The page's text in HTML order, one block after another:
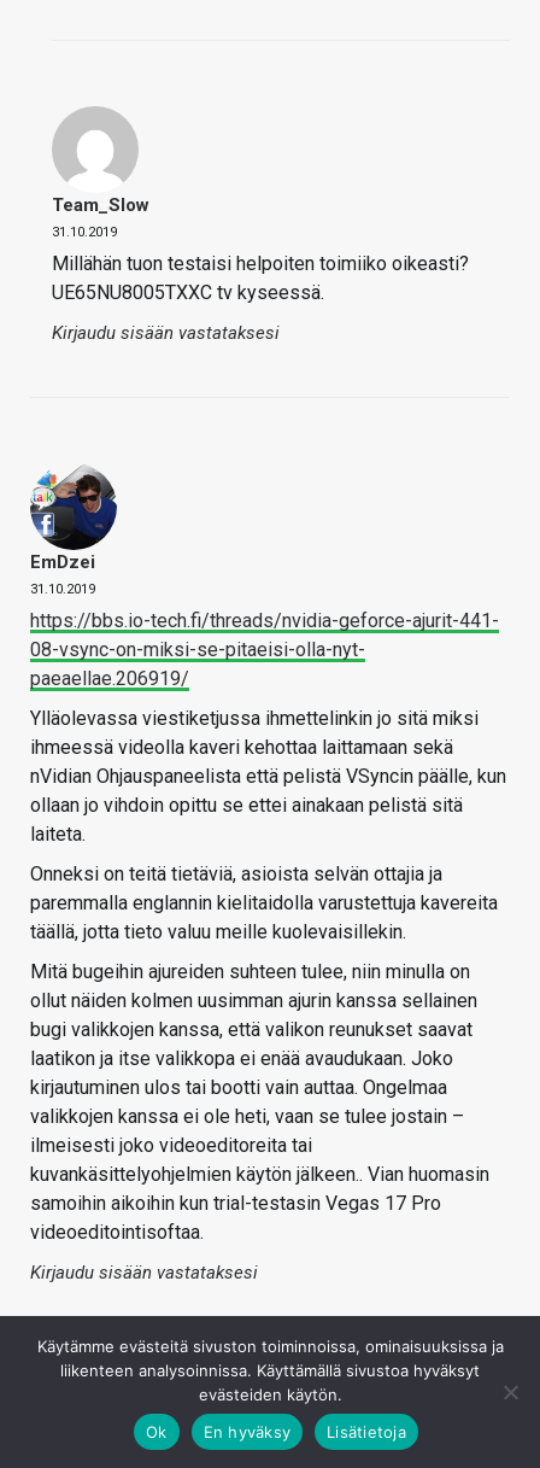
Team_Slow
31.10.2019
Millähän tuon testaisi helpoiten toimiiko oikeasti?
UE65NU8005TXXC tv kyseessä.
Kirjaudu sisään vastataksesi
EmDzei
31.10.2019
https://bbs.io-tech.fi/threads/nvidia-geforce-ajurit-441-
08-vsync-on-miksi-se-pitaeisi-olla-nyt-
paeaellae.206919/
Ylläolevassa viestiketjussa ihmettelinkin jo sitä miksi
ihmeessä videolla kaveri kehottaa laittamaan sekä
nVidian Ohjauspaneelista että pelistä VSyncin päälle, kun
ollaan jo vihdoin opittu se ettei ainakaan pelistä sitä
laiteta.
Onneksi on teitä tietäviä, asioista selvän ottajia ja
paremmalla englannin kielitaidolla varustettuja kavereita
täällä, jotta tieto valuu meille kuolevaisillekin.
Mitä bugeihin ajureiden suhteen tulee, niin minulla on
ollut näiden kolmen uusimman ajurin kanssa sellainen
bugi valikkojen kanssa, että valikon reunukset saavat
laatikon ja itse valikkopa ei enää avaudukaan. Joko
kirjautuminen ulos tai bootti vain auttaa. Ongelmaa
valikkojen kanssa ei ole heti, vaan se tulee jostain –
ilmeisesti joko videoeditoreita tai
kuvankäsittelyohjelmien käytön jälkeen.. Vian huomasin
samoihin aikoihin kun trial-testasin Vegas 17 Pro
videoeditointisoftaa.
Kirjaudu sisään vastataksesi
Käytämme evästeitä sivuston toiminnoissa, ominaisuuksissa ja
liikenteen analysoinnissa. Käyttämällä sivustoa hyväksyt
evästeiden käytön.
Ok
En hyväksy Lisätietoja